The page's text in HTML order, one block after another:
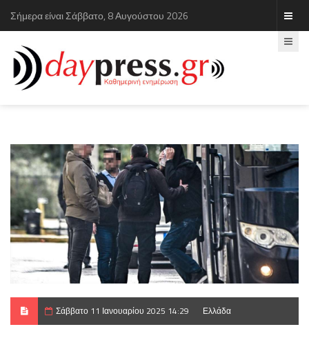
Σήμερα είναι Σάββατο, 8 Αυγούστου 2026
Σάββατο 11 Ιανουαρίου 2025 14:29 Ελλάδα